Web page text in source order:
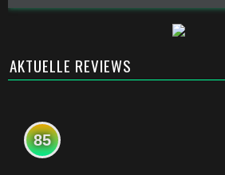
AKTUELLE REVIEWS
85